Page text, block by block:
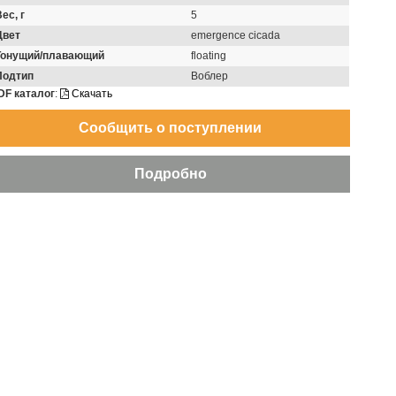
г
5
emergence cicada
плавающий
floating
Воблер
каталог: Скачать